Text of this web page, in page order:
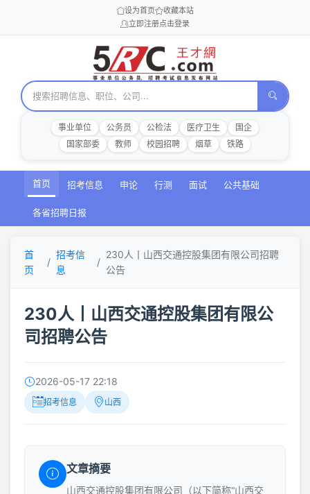
设为首页
收藏本站
立即注册点击登录
事业单位 公务员 公检法 医疗卫生
国企
国家部委
教师 校园招聘 烟草 铁路
首页 招考信息 申论 行测 面试 公共基础
各省招聘日报
首
页
招考信
息
230人丨山西交通控股集团有限公司招聘
公告
230人丨山西交通控股集团有限公
司招聘公告
2026-05-17 22:18
招考信息 山西
文章摘要
山西交通控股集团有限公司（以下简称“山西交